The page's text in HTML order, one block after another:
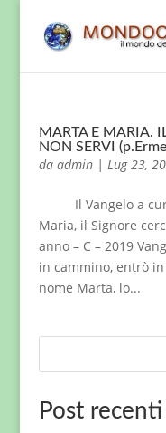
MARTA E MARIA.
NON SERVI
da admin| Lug 23,
Il Vangelo a cura
Maria, il Signore
anno – C – 2019
in cammino, entrò
nome Marta, lo...
Post recenti